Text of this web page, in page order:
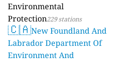
Environmental
Protection229 stations
🇨🇦New Foundland And
Labrador Department Of
Environment And